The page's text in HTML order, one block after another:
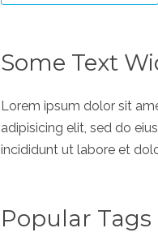
Some Text
Lorem ipsum dolor sit
adipisicing elit, sed do
incididunt ut labore et
Popular Tags